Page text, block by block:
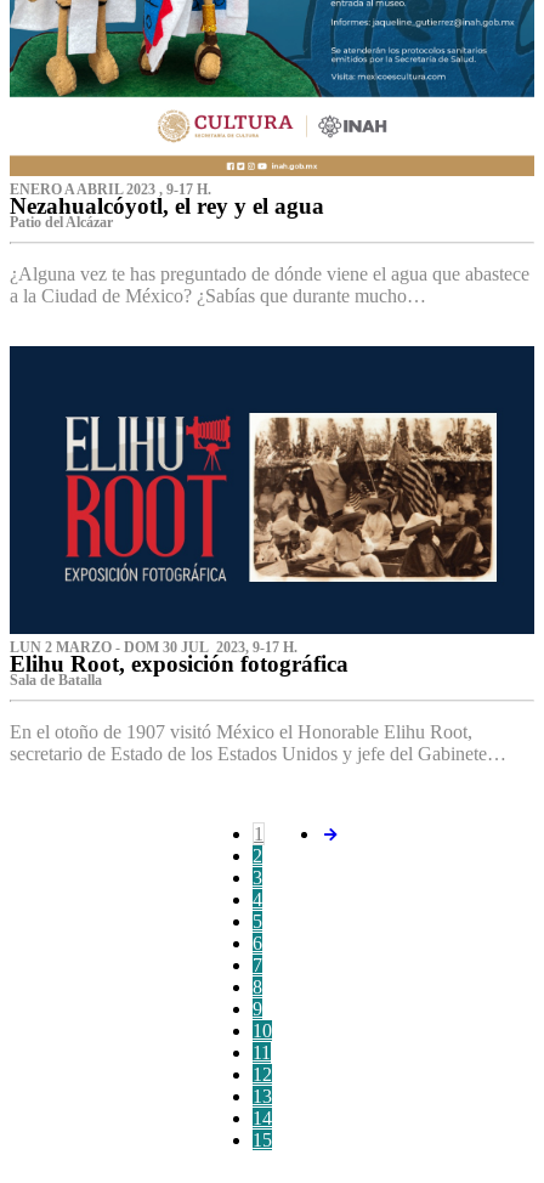
ENERO A ABRIL 2023 , 9-17 H.
Nezahualcóyotl, el rey y el agua
Patio del Alcázar
¿Alguna vez te has preguntado de dónde viene el agua que abastece
a la Ciudad de México? ¿Sabías que durante mucho…
LUN 2 MARZO - DOM 30 JUL 2023, 9-17 H.
Elihu Root, exposición fotográfica
Sala de Batalla
En el otoño de 1907 visitó México el Honorable Elihu Root,
secretario de Estado de los Estados Unidos y jefe del Gabinete…
1
2
3
4
5
6
7
8
9
10
11
12
13
14
15